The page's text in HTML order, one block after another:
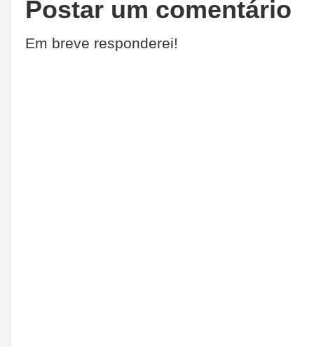
Postar um comentário
Em breve responderei!